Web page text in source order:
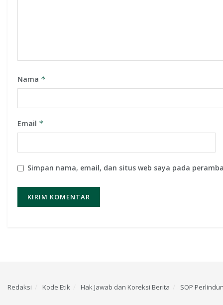
Nama *
Email *
Simpan nama, email, dan situs web saya pada
Redaksi Kode Etik Hak Jawab dan Koreksi Berita SOP